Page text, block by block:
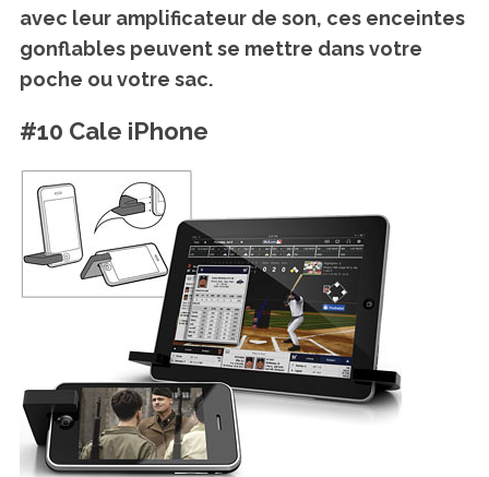
avec leur amplificateur de son, ces enceintes
gonflables peuvent se mettre dans votre
poche ou votre sac.
#10 Cale iPhone